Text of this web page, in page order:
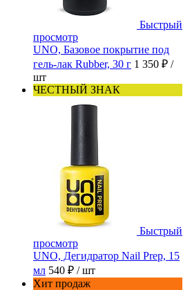
Быстрый
просмотр
UNO, Базовое покрытие под
гель-лак Rubber, 30 г 1 350 ₽ /
шт
ЧЕСТНЫЙ ЗНАК
Быстрый
просмотр
UNO, Дегидратор Nail Prep, 15
мл 540 ₽ / шт
Хит продаж